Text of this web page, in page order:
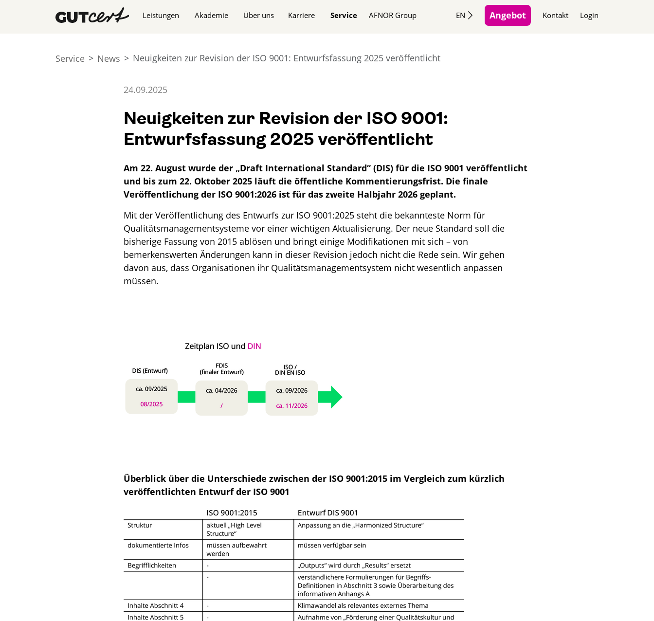
Leistungen
Akademie Über uns Karriere Service AFNOR Group EN Angebot Kontakt Login
Service News Neuigkeiten zur Revision der ISO 9001: Entwurfsfassung 2025 veröffentlicht
24.09.2025
Neuigkeiten zur Revision der ISO 9001:
Entwurfsfassung 2025 veröffentlicht
Am 22. August wurde der „Draft International Standard“ (DIS) für die ISO 9001 veröffentlicht
und bis zum 22. Oktober 2025 läuft die öffentliche Kommentierungsfrist. Die finale
Veröffentlichung der ISO 9001:2026 ist für das zweite Halbjahr 2026 geplant.
Mit der Veröffentlichung des Entwurfs zur ISO 9001:2025 steht die bekannteste Norm für
Qualitätsmanagementsysteme vor einer wichtigen Aktualisierung. Der neue Standard soll die
bisherige Fassung von 2015 ablösen und bringt einige Modifikationen mit sich – von
bemerkenswerten Änderungen kann in dieser Revision jedoch nicht die Rede sein. Wir gehen
davon aus, dass Organisationen ihr Qualitätsmanagementsystem nicht wesentlich anpassen
müssen.
Überblick über die Unterschiede zwischen der ISO 9001:2015 im Vergleich zum kürzlich
veröffentlichten Entwurf der ISO 9001